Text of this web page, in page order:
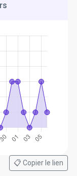
📋 Copier le lien